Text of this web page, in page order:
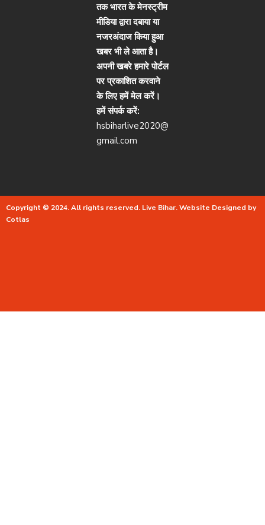
तक भारत के मेनस्ट्रीम
मीडिया द्वारा दबाया या
नजरअंदाज किया हुआ
खबर भी ले आता है।
अपनी खबरे हमारे पोर्टल
पर प्रकाशित करवाने
के लिए हमें मेल करें।
हमें संपर्क करें:
hsbiharlive2020@
gmail.com
Copyright © 2024. All rights reserved. Live Bihar.Website Designed by
Cotlas